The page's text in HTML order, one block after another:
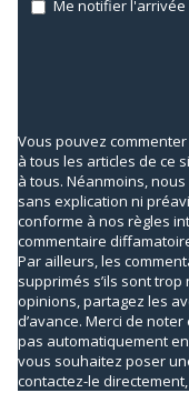
Me notifier
Vous pouvez
à tous les articles de ce
à tous. Néanmoins,
sans explication ni
conforme à nos règles
commentaire
Par ailleurs, les
supprimés s’ils sont
opinions, partagez les
d’avance. Merci de
pas automatiquement
vous souhaitez poser
contactez-le